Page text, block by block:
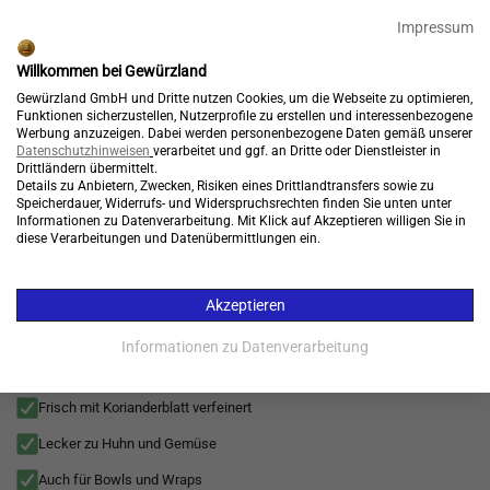
99904

Menü
Konto Warenkorb
Gewürze > Kräuter > Indische Küche > Curry & Masala > Asiatische
Grünes Cilantro Curry, Curry mit gemahlenen
Korianderblättern für asiatische Küche und
Frisch mit Korianderblatt verfeinert
Lecker zu Huhn und Gemüse
Auch für Bowls und Wraps
Impressum
Willkommen bei Gewürzland
Gewürzland GmbH und Dritte nutzen Cookies, um die Webseite zu optimieren,
Funktionen sicherzustellen, Nutzerprofile zu erstellen und interessenbezogene
Werbung anzuzeigen. Dabei werden personenbezogene Daten gemäß unserer
Datenschutzhinweisen verarbeitet und ggf. an Dritte oder Dienstleister in
Drittländern übermittelt.
Details zu Anbietern, Zwecken, Risiken eines Drittlandtransfers sowie zu
Speicherdauer, Widerrufs- und Widerspruchsrechten finden Sie unten unter
Informationen zu Datenverarbeitung. Mit Klick auf Akzeptieren willigen Sie in
diese Verarbeitungen und Datenübermittlungen ein.
Akzeptieren
Informationen zu Datenverarbeitung